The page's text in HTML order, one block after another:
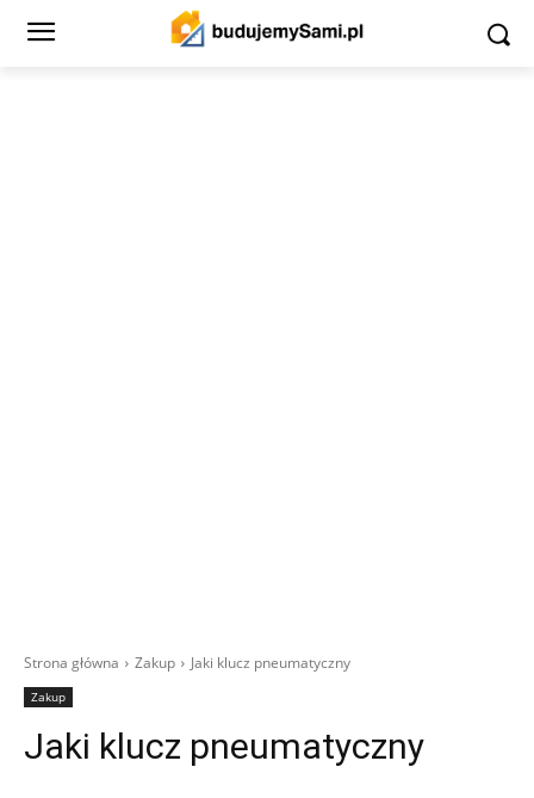
Strona główna Zakup Jaki klucz pneumatyczny
Zakup
Jaki klucz pneumatyczny